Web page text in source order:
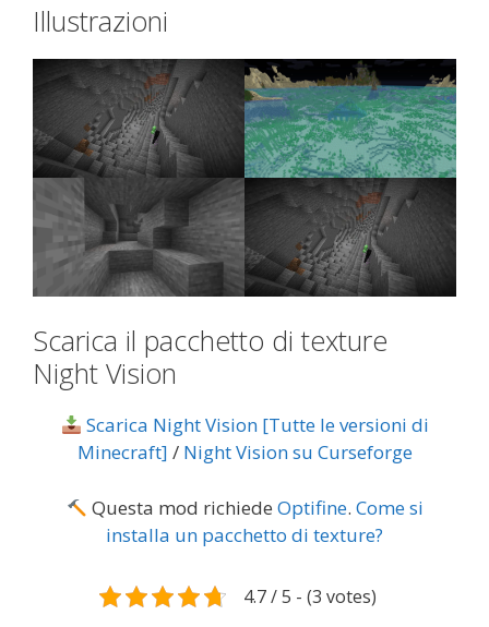
Illustrazioni
Scarica il pacchetto di texture
Night Vision
Scarica Night Vision [Tutte le versioni di
Minecraft] / Night Vision su Curseforge
Questa mod richiede Optifine. Come si
installa un pacchetto di texture?
4.7 / 5 - (3 votes)